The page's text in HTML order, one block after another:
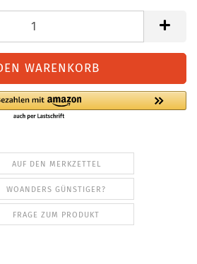
AUF DEN MERKZETTEL
WOANDERS GÜNSTIGER?
FRAGE ZUM PRODUKT